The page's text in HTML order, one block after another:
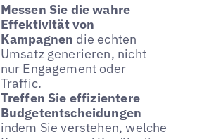
Messen Sie die wahre
Effektivität von
Kampagnen die echten
Umsatz generieren, nicht
nur Engagement oder
Traffic.
Treffen Sie effizientere
Budgetentscheidungen
indem Sie verstehen, welche